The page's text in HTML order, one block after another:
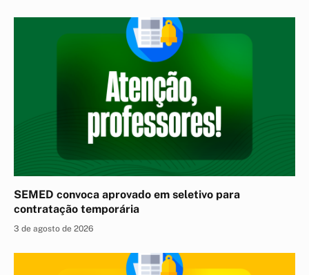
SEMED convoca aprovado em seletivo para
contratação temporária
3 de agosto de 2026